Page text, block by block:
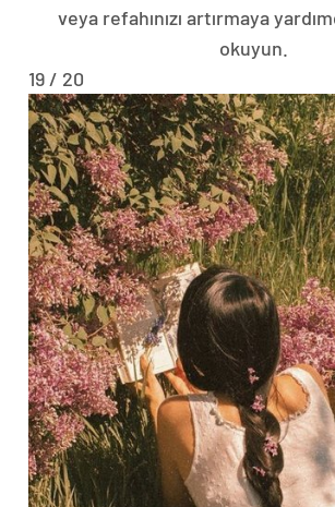
veya refahınızı artırmaya
okuyun.
19 / 20